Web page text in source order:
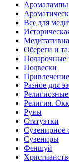
Аромалампы
Все для
Обереги и
Подарочные
Подвески
Привлечение
Разное для
Религия.
Руны
Статуэтки
Сувенирное
Сувениры
Феншуй